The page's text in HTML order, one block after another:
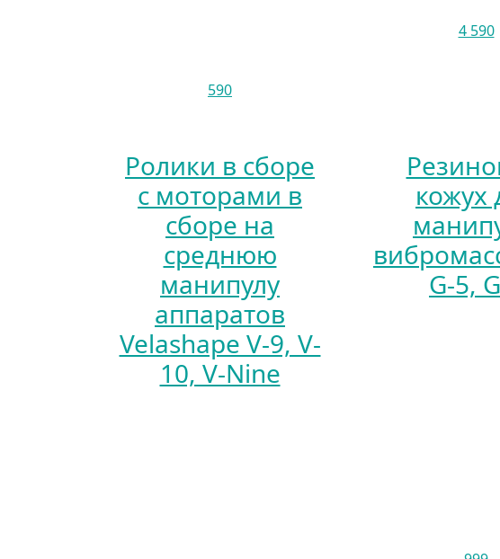
590
4 590
Ролики в сборе
с моторами в
сборе на
среднюю
манипулу
аппаратов
Velashape V-9, V-
10, V-Nine
кожух
G-5,